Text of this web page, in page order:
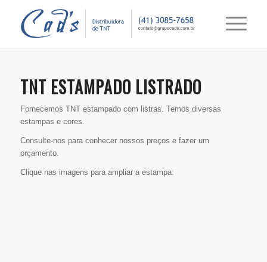
TNT ESTAMPADO LISTRADO
Fornecemos TNT estampado com listras. Temos diversas
estampas e cores.
Consulte-nos para conhecer nossos preços e fazer um
orçamento.
Clique nas imagens para ampliar a estampa: